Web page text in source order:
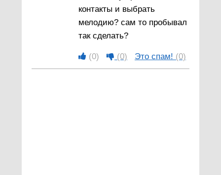
контакты и выбрать
мелодию? сам то пробывал
так сделать?
(0) (0) Это спам! (0)